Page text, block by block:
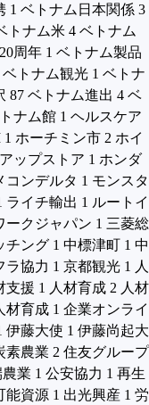
1 ベトナム日本関係 3
トナム米 4 ベトナム
周年 1 ベトナム製品
ベトナム観光 1 ベトナ
87 ベトナム進出 4 ベ
ナム館 1 ヘルスケア
1 ホーチミン市 2 ホイ
ップストア 1 ホンダ
コンデルタ 1 モンスタ
ライチ輸出 1 ルートイ
ークジャパン 1 三菱総
チング 1 中標津町 1 中
ラ協力 1 京都観光 1 人
支援 1 人材育成 2 人材
材育成 1 企業オンライ
伊藤大使 1 伊藤尚起大
素農業 2 住友グループ
業 1 公安協力 1 再生
能資源 1 出光興産 1 労